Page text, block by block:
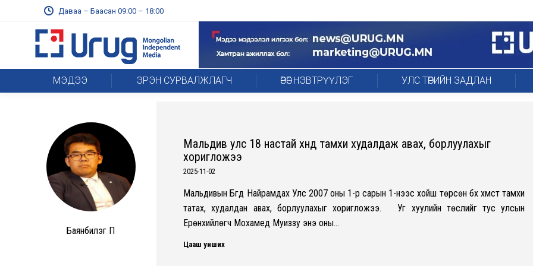
Даваа – Баасан 09:00 – 18:00
МЭДЭЭ ЭРЭН СУРВАЛЖЛАГЧ ӨРӨГ НЭВТРҮҮЛЭГ УЛС ТӨРИЙН ЗАДЛАН
Баянбилэг П
Мальдив улс 18 настай хүнд тамхи худалдаж авах, борлуулахыг
хоригложээ
2025-11-02
Мальдивын Бүгд Найрамдах Улс 2007 оны 1-р сарын 1-нээс хойш төрсөн бүх хүмүүст тамхи
татах, худалдан авах, борлуулахыг хоригложээ. Уг хуулийн төслийг тус улсын
Ерөнхийлөгч Мохамед Муиззу энэ оны…
Цааш унших